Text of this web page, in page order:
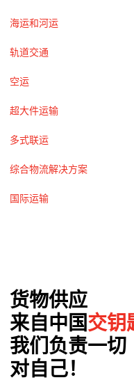
海运和河运
轨道交通
空运
超大件运输
多式联运
综合物流解决方案
国际运输
货物供应
来自中国 交钥
我们负责一切
对自己！